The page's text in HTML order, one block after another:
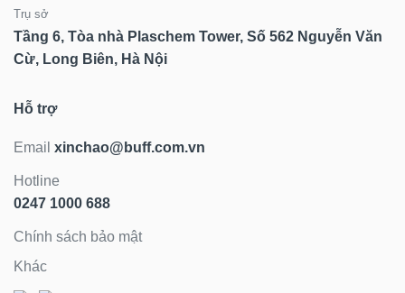
Trụ sở
Tầng 6, Tòa nhà Plaschem Tower, Số 562 Nguyễn Văn
Cừ, Long Biên, Hà Nội
Hỗ trợ
Email xinchao@buff.com.vn
Hotline
0247 1000 688
Chính sách bảo mật
Khác